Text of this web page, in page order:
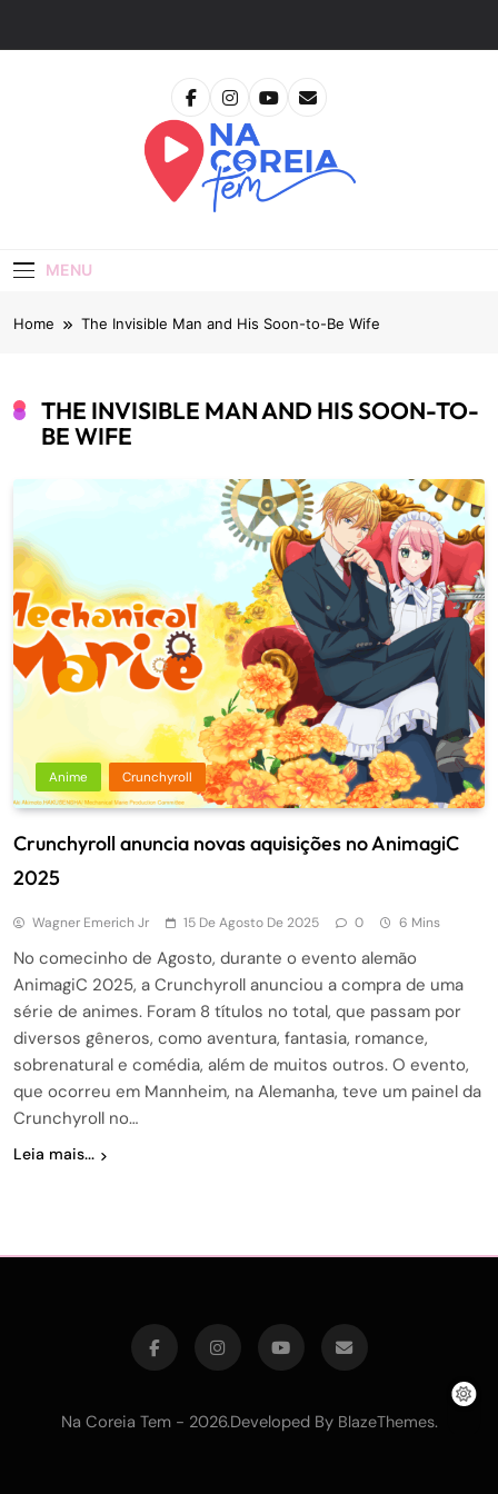
MENU
Home The Invisible Man and His Soon-to-Be Wife
THE INVISIBLE MAN AND HIS SOON-TO-
BE WIFE
Anime Crunchyroll
Crunchyroll anuncia novas aquisições no AnimagiC
2025
Wagner Emerich Jr 15 De Agosto De 2025 0 6 Mins
No comecinho de Agosto, durante o evento alemão
AnimagiC 2025, a Crunchyroll anunciou a compra de uma
série de animes. Foram 8 títulos no total, que passam por
diversos gêneros, como aventura, fantasia, romance,
sobrenatural e comédia, além de muitos outros. O evento,
que ocorreu em Mannheim, na Alemanha, teve um painel da
Crunchyroll no…
Leia mais...
Na Coreia Tem - 2026.Developed By BlazeThemes.